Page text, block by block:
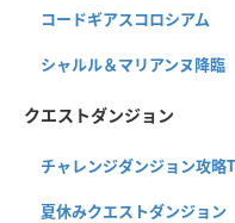
コードギアスコロシアム
シャルル＆マリアンヌ降臨
クエストダンジョン
チャレンジダンジョン攻略
夏休みクエストダンジョン